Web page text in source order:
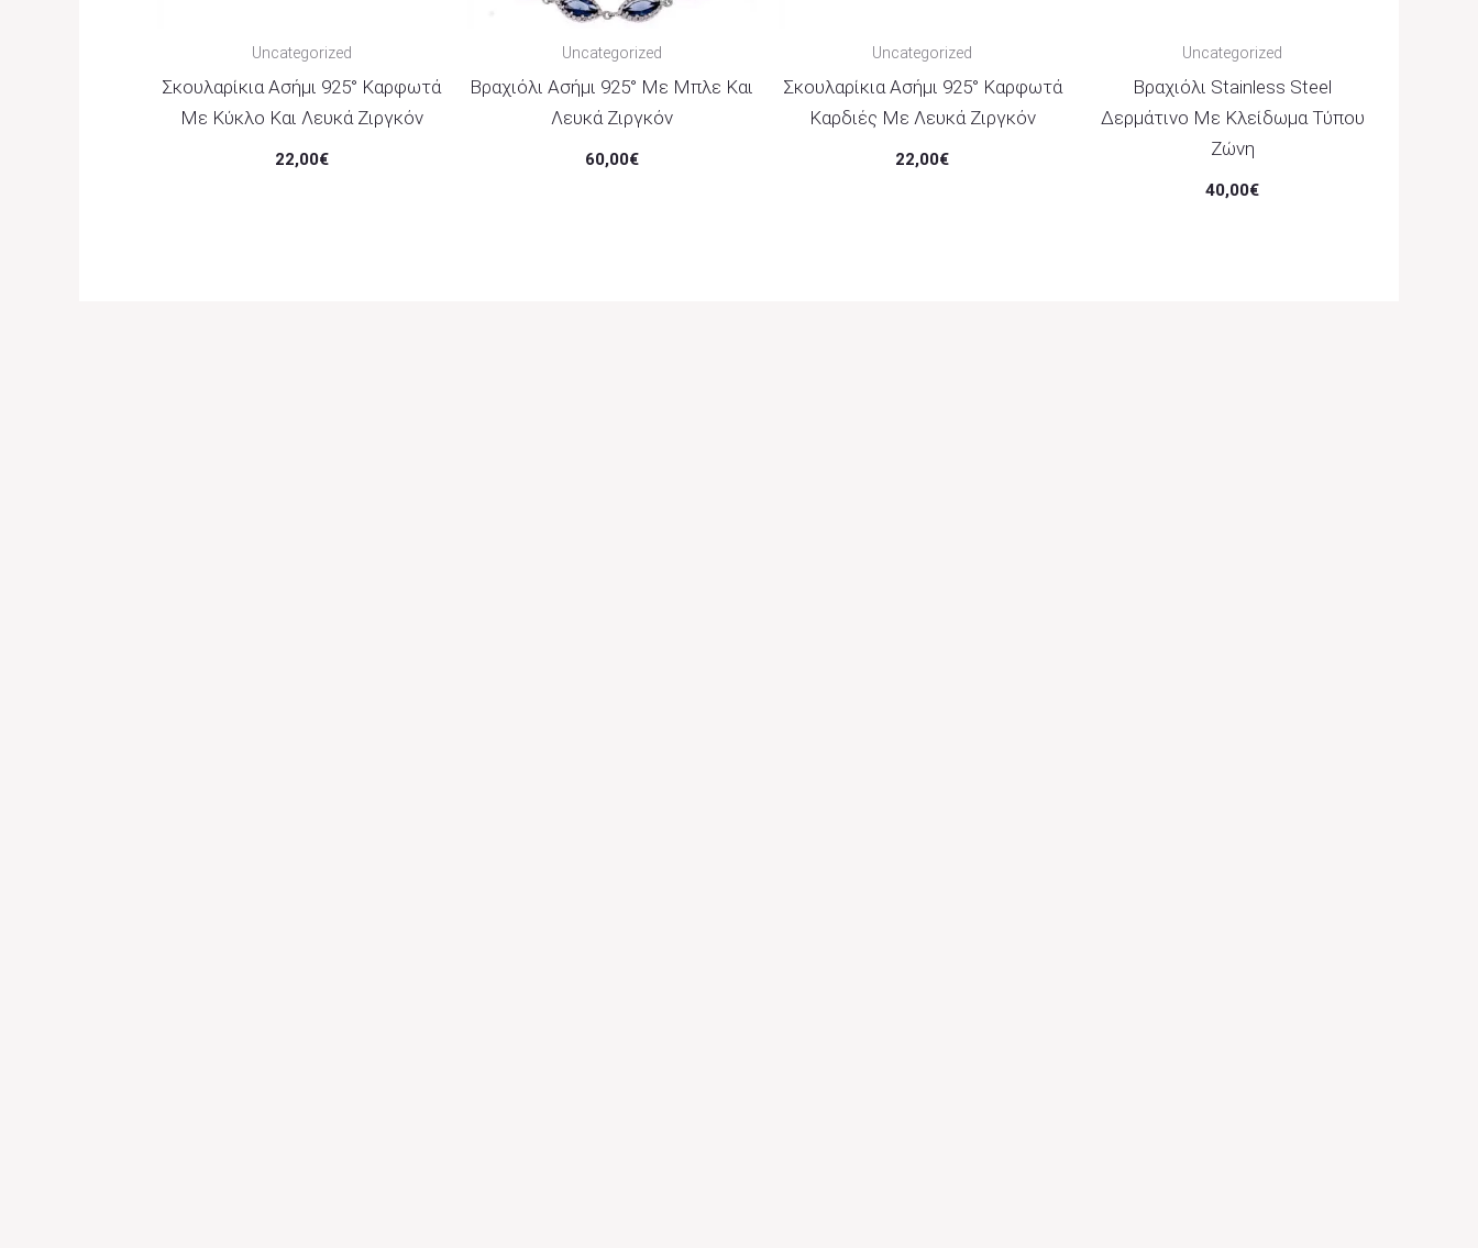
Uncategorized
Σκουλαρίκια Ασήμι 925° Καρφωτά
Με Κύκλο Και Λευκά Ζιργκόν
22,00€
Uncategorized
Βραχιόλι Ασήμι 925° Με Μπλε Και
Λευκά Ζιργκόν
60,00€
Uncategorized
Σκουλαρίκια Ασήμι 925° Καρφωτά
Καρδιές Με Λευκά Ζιργκόν
22,00€
Uncategorized
Βραχιόλι Stainless Steel
Δερμάτινο Με Κλείδωμα Τύπου
Ζώνη
40,00€